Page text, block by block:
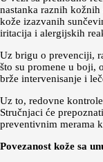
nastanka raznih
kože izazvanih
iritacija i alergijskih
Uz brigu o prevenciji,
što su promene u boji,
brže intervenisanje i
Uz to, redovne
Stručnjaci će
preventivnim merama
Povezanost kože sa